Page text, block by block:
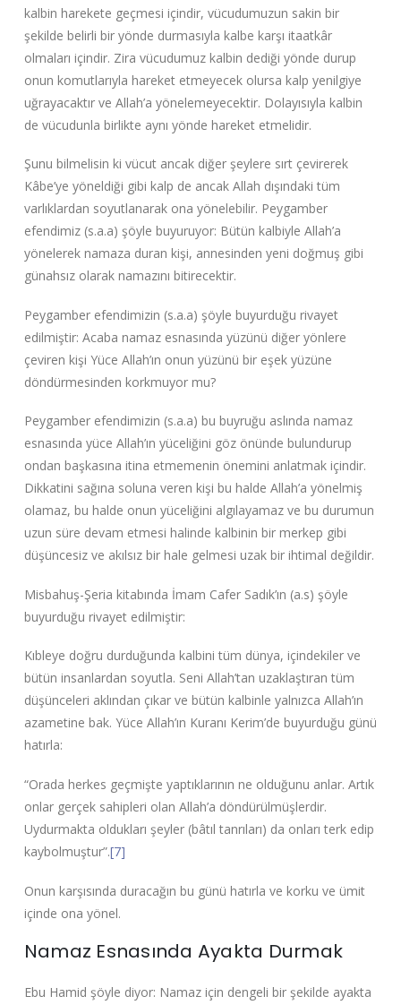
kalbin harekete geçmesi içindir, vücudumuzun sakin bir
şekilde belirli bir yönde durmasıyla kalbe karşı itaatkâr
olmaları içindir. Zira vücudumuz kalbin dediği yönde durup
onun komutlarıyla hareket etmeyecek olursa kalp yenilgiye
uğrayacaktır ve Allah’a yönelemeyecektir. Dolayısıyla kalbin
de vücudunla birlikte aynı yönde hareket etmelidir.
Şunu bilmelisin ki vücut ancak diğer şeylere sırt çevirerek
Kâbe’ye yöneldiği gibi kalp de ancak Allah dışındaki tüm
varlıklardan soyutlanarak ona yönelebilir. Peygamber
efendimiz (s.a.a) şöyle buyuruyor: Bütün kalbiyle Allah’a
yönelerek namaza duran kişi, annesinden yeni doğmuş gibi
günahsız olarak namazını bitirecektir.
Peygamber efendimizin (s.a.a) şöyle buyurduğu rivayet
edilmiştir: Acaba namaz esnasında yüzünü diğer yönlere
çeviren kişi Yüce Allah’ın onun yüzünü bir eşek yüzüne
döndürmesinden korkmuyor mu?
Peygamber efendimizin (s.a.a) bu buyruğu aslında namaz
esnasında yüce Allah’ın yüceliğini göz önünde bulundurup
ondan başkasına itina etmemenin önemini anlatmak içindir.
Dikkatini sağına soluna veren kişi bu halde Allah’a yönelmiş
olamaz, bu halde onun yüceliğini algılayamaz ve bu durumun
uzun süre devam etmesi halinde kalbinin bir merkep gibi
düşüncesiz ve akılsız bir hale gelmesi uzak bir ihtimal değildir.
Misbahuş-Şeria kitabında İmam Cafer Sadık’ın (a.s) şöyle
buyurduğu rivayet edilmiştir:
Kıbleye doğru durduğunda kalbini tüm dünya, içindekiler ve
bütün insanlardan soyutla. Seni Allah’tan uzaklaştıran tüm
düşünceleri aklından çıkar ve bütün kalbinle yalnızca Allah’ın
azametine bak. Yüce Allah’ın Kuranı Kerim’de buyurduğu günü
hatırla:
“Orada herkes geçmişte yaptıklarının ne olduğunu anlar. Artık
onlar gerçek sahipleri olan Allah’a döndürülmüşlerdir.
Uydurmakta oldukları şeyler (bâtıl tanrıları) da onları terk edip
kaybolmuştur”.[7]
Onun karşısında duracağın bu günü hatırla ve korku ve ümit
içinde ona yönel.
Namaz Esnasında Ayakta Durmak
Ebu Hamid şöyle diyor: Namaz için dengeli bir şekilde ayakta